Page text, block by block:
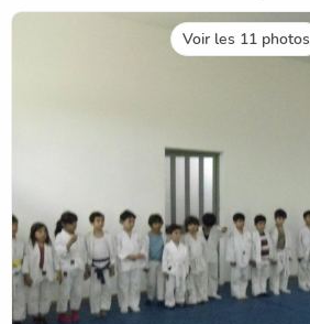
Voir les 11 photos